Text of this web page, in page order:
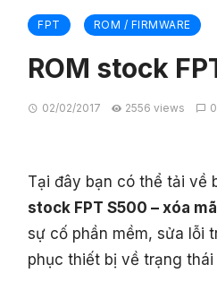
FPT ROM / FIRMWARE
ROM stock
02/02/2017 2556 views 0